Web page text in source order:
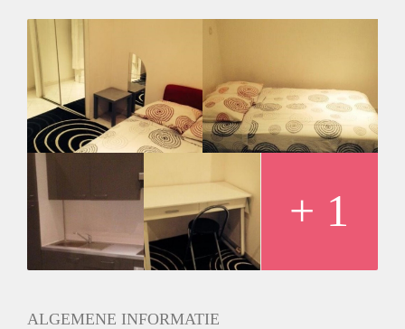
Gedeelde keuken: Nee
Gedeelde Douche: Nee
Gedeelde woonkamer: Nee
Huisgenoten: Nee
Geslacht huisgenoten: N.v.t.
+ 1
ALGEMENE INFORMATIE